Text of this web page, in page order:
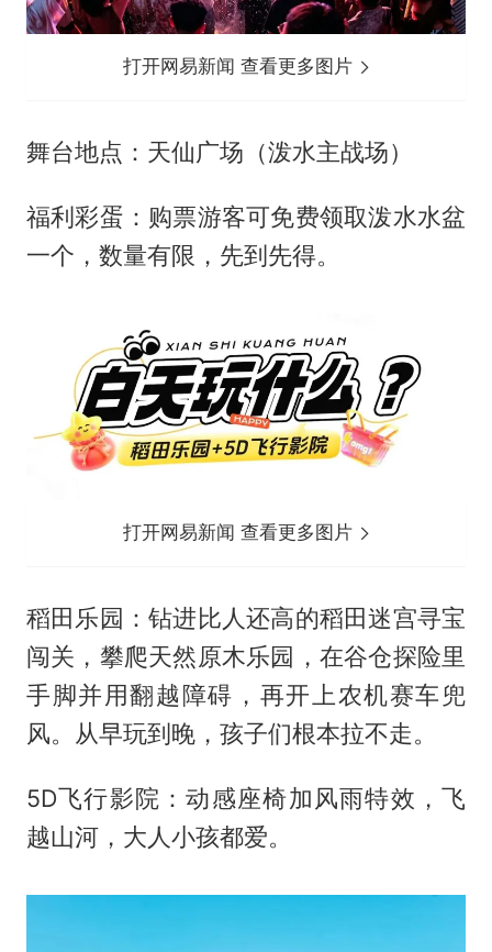
打开网易新闻 查看更多图片
舞台地点：天仙广场（泼水主战场）
福利彩蛋：购票游客可免费领取泼水水盆
一个，数量有限，先到先得。
打开网易新闻 查看更多图片
稻田乐园：钻进比人还高的稻田迷宫寻宝
闯关，攀爬天然原木乐园，在谷仓探险里
手脚并用翻越障碍，再开上农机赛车兜
风。从早玩到晚，孩子们根本拉不走。
5D飞行影院：动感座椅加风雨特效，飞
越山河，大人小孩都爱。